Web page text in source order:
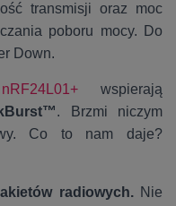
transmisji oraz moc
poboru mocy. Do
Down.
nRF24L01+wspierają
. Brzmi niczym
Co to nam daje?
radiowych.Nie